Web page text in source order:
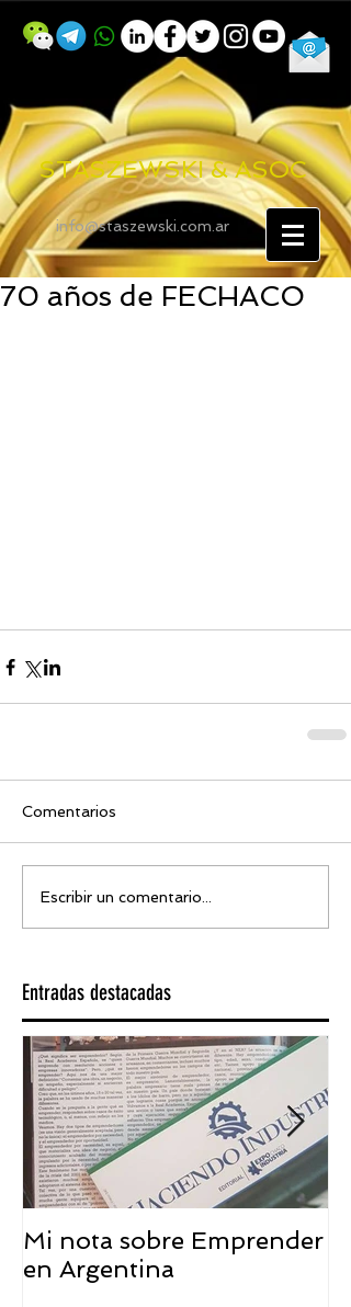
STASZEWSKI & ASOC
info@staszewski.com.ar
70 años de FECHACO
Comentarios
Escribir un comentario...
Entradas destacadas
Mi nota sobre Emprender
en Argentina